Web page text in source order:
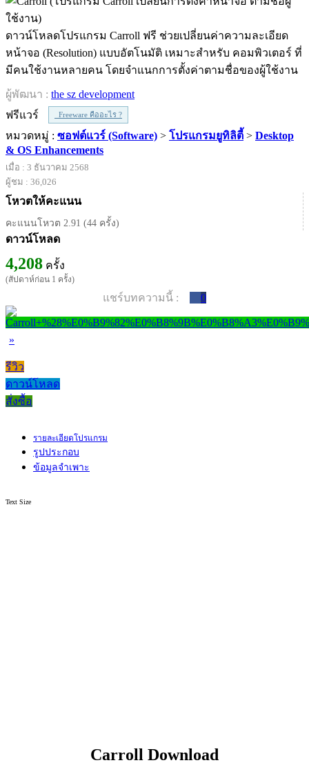
ดาวน์โหลดโปรแกรม Carroll ฟรี ช่วยเปลี่ยนค่าความละเอียด
หน้าจอ (Resolution) แบบอัตโนมัติ เหมาะสำหรับ คอมพิวเตอร์ ที่
มีคนใช้งานหลายคน โดยจำแนกการตั้งค่าตามชื่อของผู้ใช้งาน
ผู้พัฒนา : the sz development
ฟรีแวร์
Freeware คืออะไร ?
หมวดหมู่ : ซอฟต์แวร์ (Software) > โปรแกรมยูทิลิตี้ > Desktop
& OS Enhancements
เมื่อ : 3 ธันวาคม 2568
ผู้ชม : 36,026
โหวตให้คะแนน
คะแนนโหวต 2.91 (44 ครั้ง)
ดาวน์โหลด
4,208 ครั้ง
(สัปดาห์ก่อน 1 ครั้ง)
แชร์บทความนี้ : 0
»
รีวิว
ดาวน์โหลด
สั่งซื้อ
รายละเอียดโปรแกรม
รูปประกอบ
ข้อมูลจำเพาะ
Text Size
Carroll Download